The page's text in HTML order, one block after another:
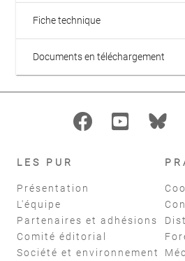
Fiche technique
Documents en téléchargement
LES PUR
Présentation
L'équipe
Partenaires et adhésions
Comité éditorial
Société et environnement